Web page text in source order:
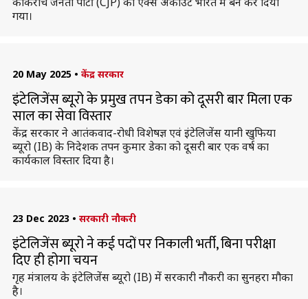
गया।
20 May 2025 • केंद्र सरकार
इंटेलिजेंस ब्यूरो के प्रमुख तपन डेका को दूसरी बार मिला एक
साल का सेवा विस्तार
केंद्र सरकार ने आतंकवाद-रोधी विशेषज्ञ एवं इंटेलिजेंस यानी खुफिया
ब्यूरो (IB) के निदेशक तपन कुमार डेका को दूसरी बार एक वर्ष का
कार्यकाल विस्तार दिया है।
23 Dec 2023 • सरकारी नौकरी
इंटेलिजेंस ब्यूरो ने कई पदों पर निकाली भर्ती, बिना परीक्षा
दिए ही होगा चयन
गृह मंत्रालय के इंटेलिजेंस ब्यूरो (IB) में सरकारी नौकरी का सुनहरा मौका
है।